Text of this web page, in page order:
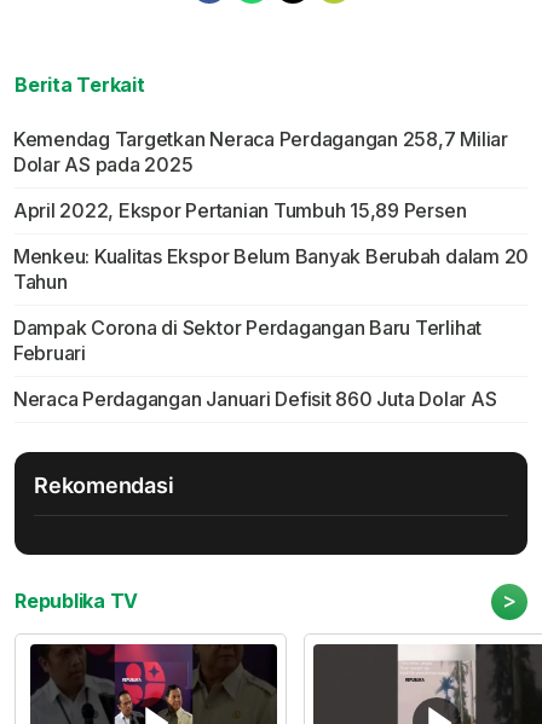
Berita Terkait
Kemendag Targetkan Neraca Perdagangan 258,7 Miliar
Dolar AS pada 2025
April 2022, Ekspor Pertanian Tumbuh 15,89 Persen
Menkeu: Kualitas Ekspor Belum Banyak Berubah dalam 20
Tahun
Dampak Corona di Sektor Perdagangan Baru Terlihat
Februari
Neraca Perdagangan Januari Defisit 860 Juta Dolar AS
Rekomendasi
Republika TV >